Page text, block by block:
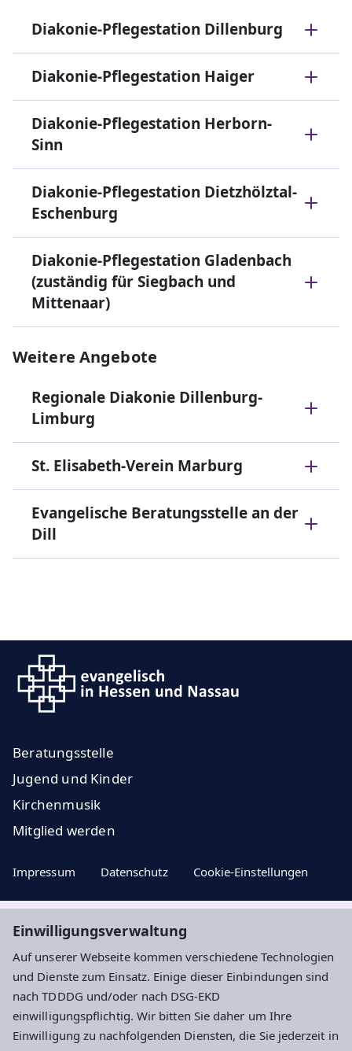
Einwilligungsverwaltung
Auf unserer Webseite kommen verschiedene Technologien
und Dienste zum Einsatz. Einige dieser Einbindungen sind
nach TDDDG und/oder nach DSG-EKD
einwilligungspflichtig. Wir bitten Sie daher um Ihre
Einwilligung zu nachfolgenden Diensten, die Sie jederzeit in
Diakonie-Pflegestation Dillenburg
Diakonie-Pflegestation Haiger
Diakonie-Pflegestation Herborn-
Sinn
Diakonie-Pflegestation Dietzhölztal-
Eschenburg
Diakonie-Pflegestation Gladenbach
(zuständig für Siegbach und
Mittenaar)
Weitere Angebote
Regionale Diakonie Dillenburg-
Limburg
St. Elisabeth-Verein Marburg
Evangelische Beratungsstelle an der
Dill
Beratungsstelle
Jugend und Kinder
Kirchenmusik
Mitglied werden
Impressum Datenschutz Cookie-Einstellungen
Aktuelle Nachrichten, geistige Impulse ...
Newsletter entdecken